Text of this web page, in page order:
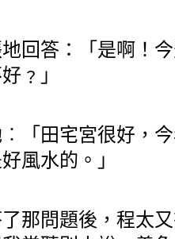
回答：「是啊！
﹖」
「田宅宮很好，
風水的。」
那問題後，程太